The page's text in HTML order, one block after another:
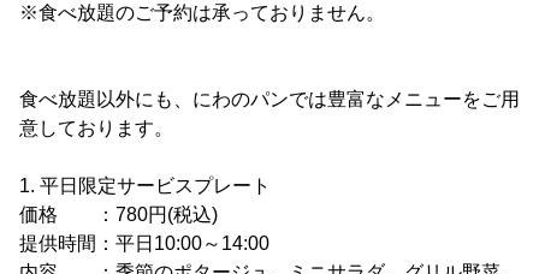
※食べ放題のご予約は承っておりません。
食べ放題以外にも、にわのパンでは豊富なメニューをご用
意しております。
1. 平日限定サービスプレート
価格 ：780円(税込)
提供時間：平日10:00～14:00